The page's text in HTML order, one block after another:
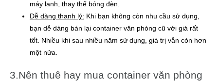
máy lạnh, thay thế bóng đèn.
Dễ dàng thanh lý: Khi bạn không còn nhu cầu sử dụng,
bạn dễ dàng bán lại container văn phòng cũ với giá rất
tốt. Nhiều khi sau nhiều năm sử dụng, giá trị vẫn còn hơn
một nửa.
3.Nên thuê hay mua container văn phòng